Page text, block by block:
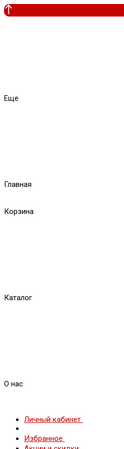
Еще
Главная
Корзина
Каталог
О нас
Личный кабинет
Избранное